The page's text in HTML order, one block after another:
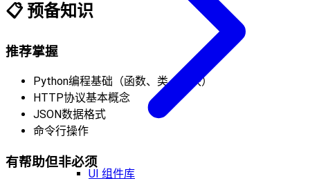
UI 组件库
📋 预备知识
推荐掌握
Python编程基础（函数、类、模块）
HTTP协议基本概念
JSON数据格式
命令行操作
有帮助但非必须